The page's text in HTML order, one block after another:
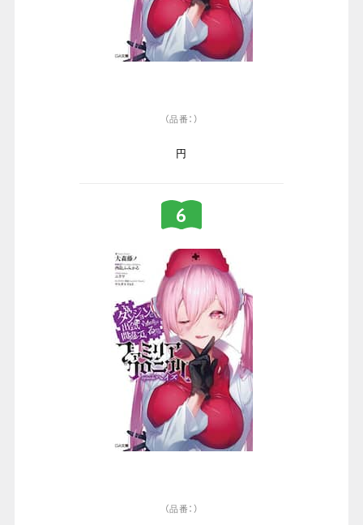
（品番：）
円
（品番：）